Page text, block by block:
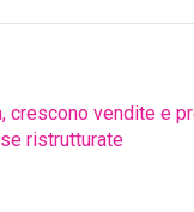
crescono vendite e
ristrutturate